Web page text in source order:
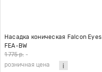
Насадка коническая Falcon Eyes
FEA-BW
1 775 р. -
розничная цена